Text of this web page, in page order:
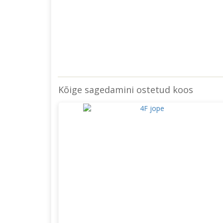
Kõige sagedamini ostetud koos